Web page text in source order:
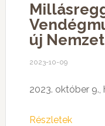
új
2023-10-09
2023. október
Részletek